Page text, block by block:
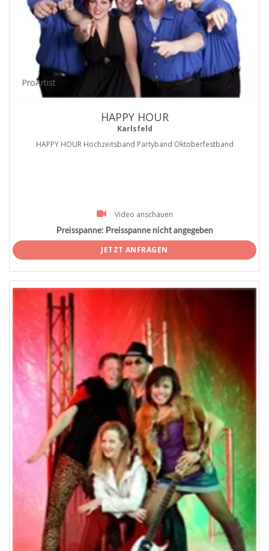
ProArtist
HAPPY HOUR
Karlsfeld
HAPPY HOUR Hochzeitsband Partyband Oktoberfestband
Video anschauen
Preisspanne: Preisspanne nicht angegeben
JETZT ANFRAGEN